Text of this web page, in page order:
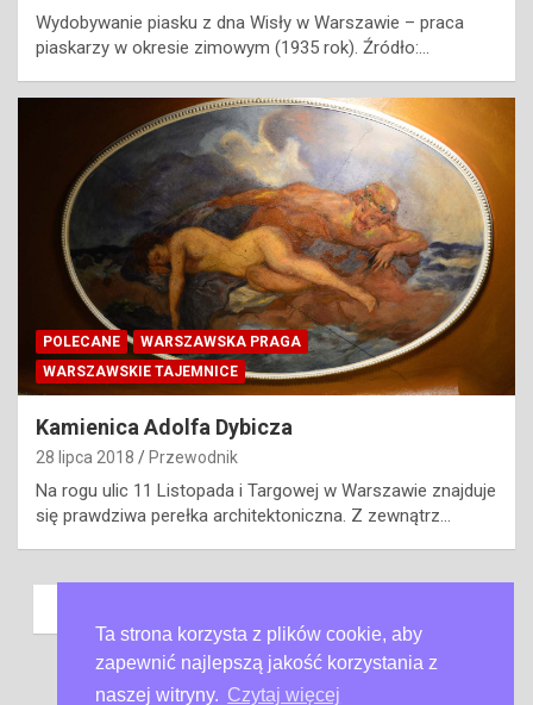
Wydobywanie piasku z dna Wisły w Warszawie – praca
piaskarzy w okresie zimowym (1935 rok). Źródło:…
POLECANE
WARSZAWSKA PRAGA
WARSZAWSKIE TAJEMNICE
Kamienica Adolfa Dybicza
28 lipca 2018 Przewodnik
Na rogu ulic 11 Listopada i Targowej w Warszawie znajduje
się prawdziwa perełka architektoniczna. Z zewnątrz…
po
wpisach
Next
Ta strona korzysta z plików cookie, aby
zapewnić najlepszą jakość korzystania z
naszej witryny. Czytaj więcej